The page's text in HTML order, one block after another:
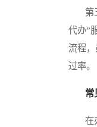
第五
代办”
流程
过率。
常
在办